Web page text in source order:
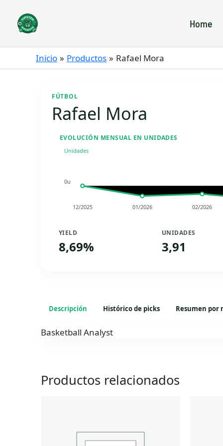
contenido
Home
Inicio Productos Rafael Mora
FÚTBOL
Rafael Mora
EVOLUCIÓN MENSUAL EN UNIDADES
Unidades
0u
12/2025 01/2026 02/2026
YIELD
8,69%
UNIDADES
3,91
Descripción Histórico de picks Resumen por
Basketball Analyst
Productos relacionados